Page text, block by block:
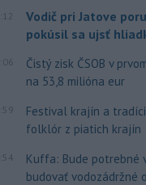
Vodič pri Jatove
pokúsil sa ujsť
Čistý zisk ČSOB v
na 53,8 milióna eur
Festival krajín a
folklór z piatich krajín
Kuffa: Bude potrebné
budovať vodozádržné